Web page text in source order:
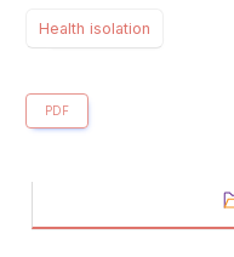
Health isolation
PDF